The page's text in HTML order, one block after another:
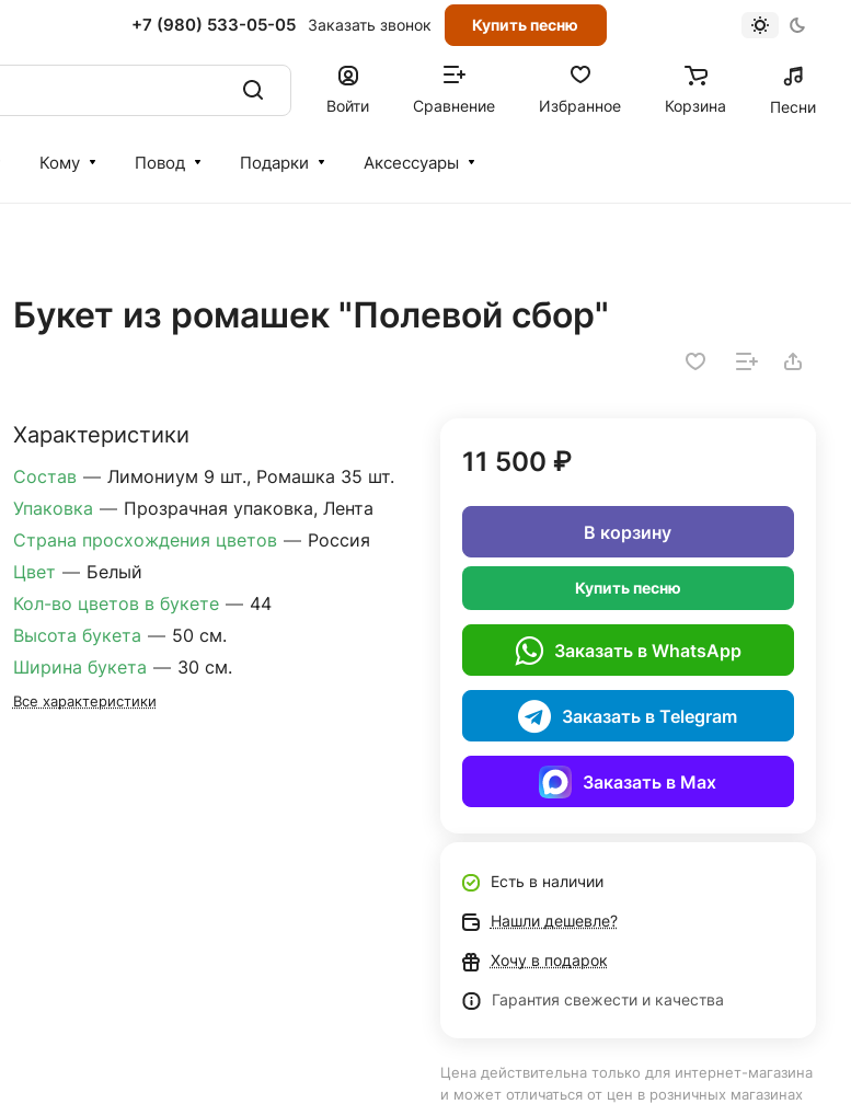
+7 (980) 533-05-05 Заказать звонок Купить песню
Войти Сравнение Избранное Корзина Песни
Кому Повод Подарки Аксессуары
Букет из ромашек "Полевой сбор"
Характеристики
Состав — Лимониум 9 шт., Ромашка 35 шт.
Упаковка — Прозрачная упаковка, Лента
Страна просхождения цветов — Россия
Цвет — Белый
Кол-во цветов в букете — 44
Высота букета — 50 см.
Ширина букета — 30 см.
Все характеристики
11 500 ₽
В корзину
Купить песню
Заказать в WhatsApp
Заказать в Telegram
Заказать в Max
Есть в наличии
Нашли дешевле?
Хочу в подарок
Гарантия свежести и качества
Цена действительна только для интернет-магазина
и может отличаться от цен в розничных магазинах